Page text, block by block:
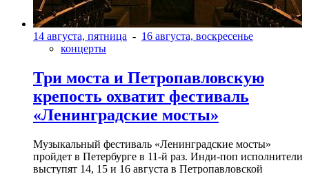
14 августа, пятница - 16 августа, воскресенье
концерты
Три моста и Петропавловскую
крепость охватит фестиваль
«Ленинградские мосты»
Музыкальный фестиваль «Ленинградские мосты»
пройдет в Петербурге в 11-й раз. Инди-поп исполнители
выступят 14, 15 и 16 августа в Петропавловской